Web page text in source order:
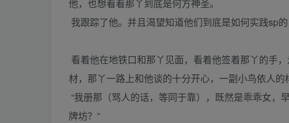
他，也想看看那丫到底是何方神圣。
我跟踪了他。并且渴望知道他们到底是如何实践sp的
看着他在地铁口和那丫见面，看着他签着那丫的手
材，那丫一路上和他谈的十分开心，一副小鸟依人的
“我册那（骂人的话，等同于靠），既然是乖乖女
牌坊？”